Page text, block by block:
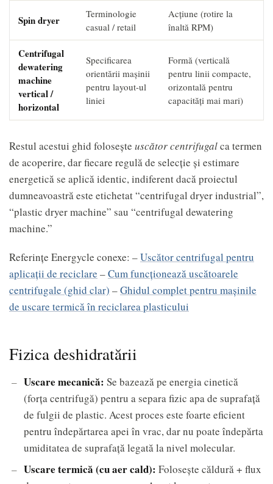
Spin dryer
Terminologie
casual / retail
Acțiune (rotire la
înaltă RPM)
Centrifugal
dewatering
machine
vertical /
horizontal
Specificarea
orientării mașinii
pentru layout-ul
liniei
Formă (verticală
pentru linii compacte,
orizontală pentru
capacități mai mari)
Restul acestui ghid folosește uscător centrifugalca termen
de acoperire, dar fiecare regulă de selecție și estimare
energetică se aplică identic, indiferent dacă proiectul
dumneavoastră este etichetat “centrifugal dryer industrial”,
“plastic dryer machine” sau “centrifugal dewatering
machine.”
Referințe Energycle conexe: –Uscător centrifugal pentru
aplicații de reciclare –Cum funcționează uscătoarele
centrifugale (ghid clar) –Ghidul complet pentru mașinile
de uscare termică în reciclarea plasticului
Fizica deshidratării
Uscare mecanică: Se bazează pe energia cinetică
(forța centrifugă) pentru a separa fizic apa de suprafață
de fulgii de plastic. Acest proces este foarte eficient
pentru îndepărtarea apei în vrac, dar nu poate îndepărta
umiditatea de suprafață legată la nivel molecular.
Uscare termică (cu aer cald): Folosește căldură + flux